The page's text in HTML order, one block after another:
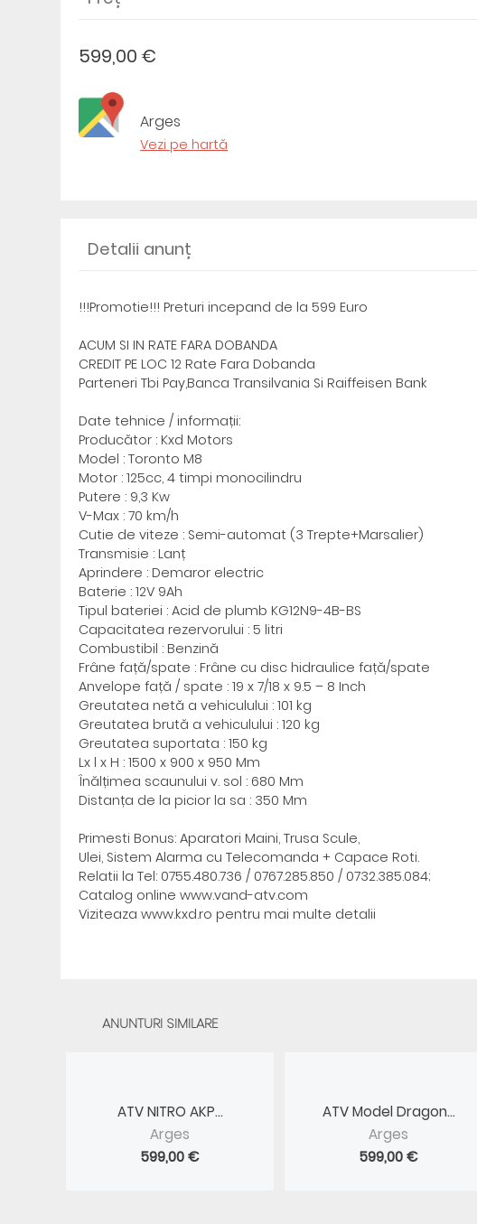
599,00 €
Arges
Vezi pe hartă
Detalii anunț
!!!Promotie!!! Preturi incepand de la 599 Euro
ACUM SI IN RATE FARA DOBANDA
CREDIT PE LOC 12 Rate Fara Dobanda
Parteneri Tbi Pay,Banca Transilvania Si Raiffeisen Bank
Date tehnice / informații:
Producător : Kxd Motors
Model : Toronto M8
Motor : 125cc, 4 timpi monocilindru
Putere : 9,3 Kw
V-Max : 70 km/h
Cutie de viteze : Semi-automat (3 Trepte+Marsalier)
Transmisie : Lanț
Aprindere : Demaror electric
Baterie : 12V 9Ah
Tipul bateriei : Acid de plumb KG12N9-4B-BS
Capacitatea rezervorului : 5 litri
Combustibil : Benzină
Frâne față/spate : Frâne cu disc hidraulice față/spate
Anvelope față / spate : 19 x 7/18 x 9.5 – 8 Inch
Greutatea netă a vehiculului : 101 kg
Greutatea brută a vehiculului : 120 kg
Greutatea suportata : 150 kg
Lx l x H : 1500 x 900 x 950 Mm
Înălțimea scaunului v. sol : 680 Mm
Distanța de la picior la sa : 350 Mm
Primesti Bonus: Aparatori Maini, Trusa Scule,
Ulei, Sistem Alarma cu Telecomanda + Capace Roti.
Relatii la Tel: 0755.480.736 / 0767.285.850 / 0732.385.084;
Catalog online www.vand-atv.com
Viziteaza www.kxd.ro pentru mai multe detalii
ANUNTURI SIMILARE
ATV NITRO AKP...
Arges
599,00 €
ATV Model Dragon...
Arges
599,00 €